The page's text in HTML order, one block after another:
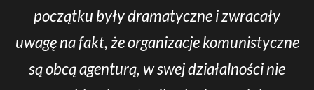
początku były dramatyczne i zwracały
uwagę na fakt, że organizacje komunistyczne
są obcą agenturą, w swej działalności nie